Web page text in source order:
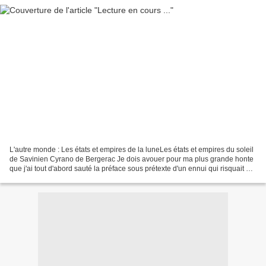
L'autre monde : Les états et empires de la luneLes états et empires du soleil
de Savinien Cyrano de Bergerac Je dois avouer pour ma plus grande honte
que j'ai tout d'abord sauté la préface sous prétexte d'un ennui qui risquait de